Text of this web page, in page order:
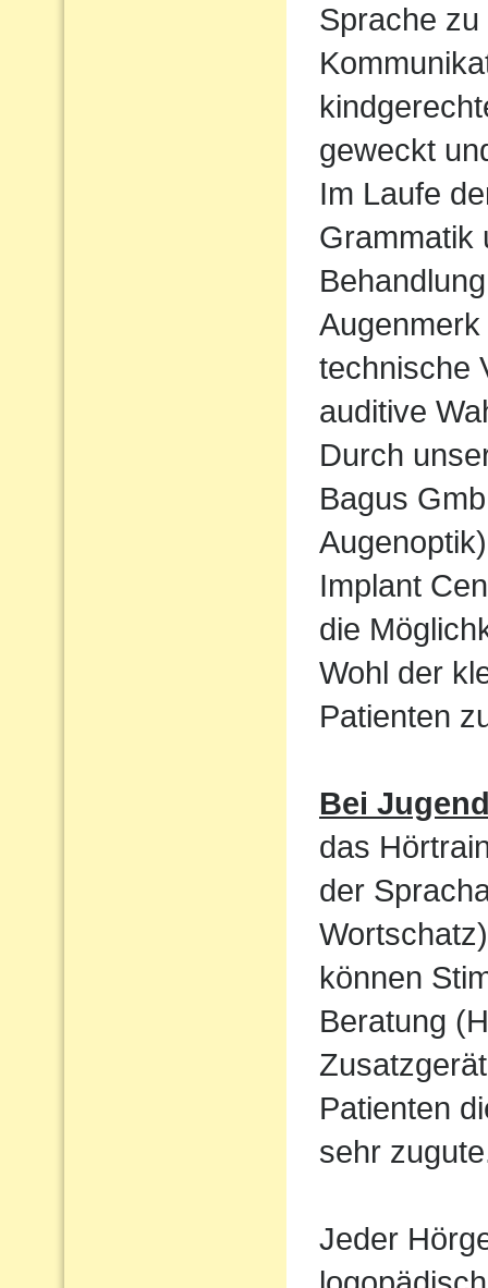
Sprache
geweckt
Im Laufe
Grammatik
technische
auditive
Durch
Bagus
Implant
die
Wohl der
Patienten
Bei
das
der
können
Beratung
Patienten
sehr
Jeder